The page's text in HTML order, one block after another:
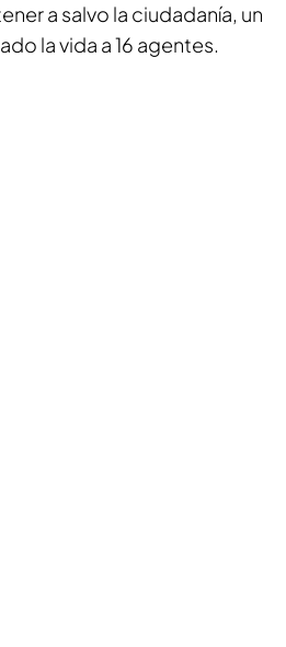
a salvo la ciudadanía, un
la vida a 16 agentes.